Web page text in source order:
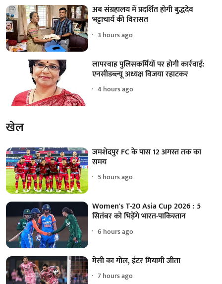
अब संग्रहालय में प्रदर्शित होगी बुद्धदेव
भट्टाचार्य की विरासत
3 hours ago
लापरवाह पुलिसकर्मियों पर होगी कार्रवाई:
एनसीडब्ल्यू अध्यक्ष विजया रहाटकर
4 hours ago
खेल
जमशेदपुर FC के पास 12 अगस्त तक का
समय
5 hours ago
Women's T-20 Asia Cup 2026 : 5
सितंबर को भिड़ेंगे भारत-पाकिस्तान
6 hours ago
मेसी का गोल, इंटर मियामी जीता
7 hours ago